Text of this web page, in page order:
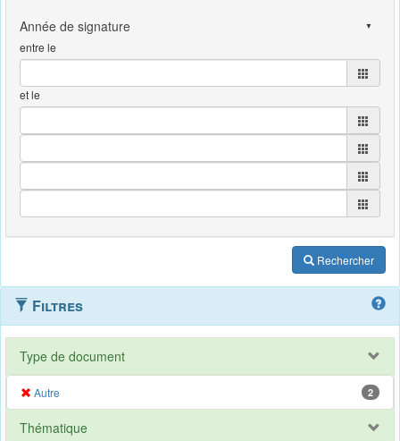
entre le
et le
Rechercher
Filtres
Type de document
Autre 2
Thématique